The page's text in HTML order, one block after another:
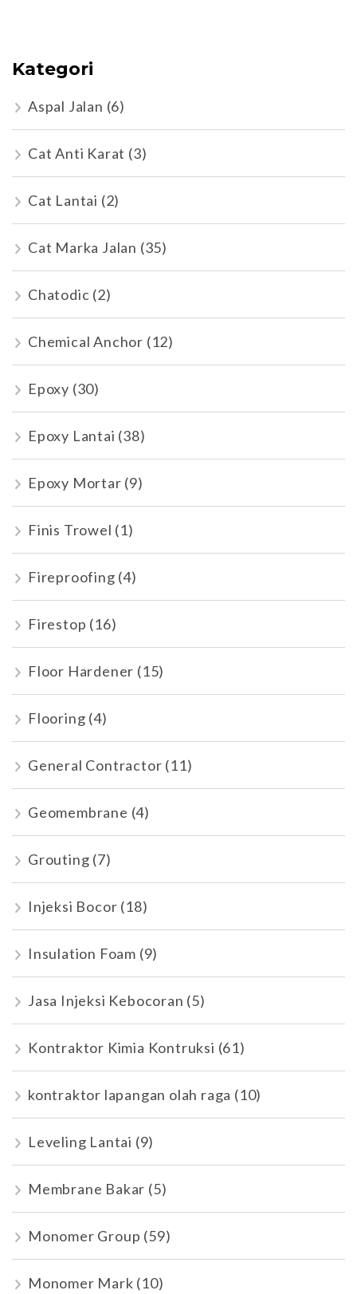
Kategori
Aspal Jalan (6)
Cat Anti Karat (3)
Cat Lantai (2)
Cat Marka Jalan (35)
Chatodic (2)
Chemical Anchor (12)
Epoxy (30)
Epoxy Lantai (38)
Epoxy Mortar (9)
Finis Trowel (1)
Fireproofing (4)
Firestop (16)
Floor Hardener (15)
Flooring (4)
General Contractor (11)
Geomembrane (4)
Grouting (7)
Injeksi Bocor (18)
Insulation Foam (9)
Jasa Injeksi Kebocoran (5)
Kontraktor Kimia Kontruksi (61)
kontraktor lapangan olah raga (10)
Leveling Lantai (9)
Membrane Bakar (5)
Monomer Group (59)
Monomer Mark (10)